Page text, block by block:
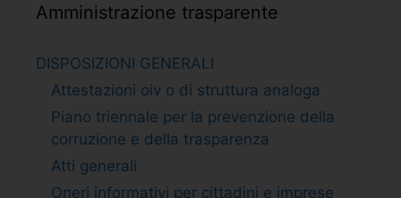
Amministrazione trasparente
DISPOSIZIONI GENERALI
Attestazioni oiv o di struttura analoga
Piano triennale per la prevenzione della
corruzione e della trasparenza
Atti generali
Oneri informativi per cittadini e imprese